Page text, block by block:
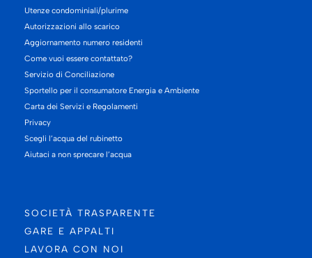
Utenze condominiali/plurime
Autorizzazioni allo scarico
Aggiornamento numero residenti
Come vuoi essere contattato?
Servizio di Conciliazione
Sportello per il consumatore Energia e Ambiente
Carta dei Servizi e Regolamenti
Privacy
Scegli l’acqua del rubinetto
Aiutaci a non sprecare l’acqua
SOCIETÀ TRASPARENTE
GARE E APPALTI
LAVORA CON NOI